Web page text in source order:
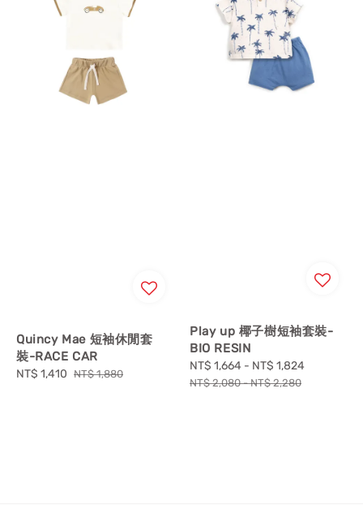
Quincy Mae 短袖休閒套
裝-RACE CAR
Sale
NT$ 1,410 Regular
NT$ 1,880
Play up 椰子樹短袖套裝-
BIO RESIN
Sale
price
NT$ 1,664 - NT$ 1,824
NT$ 2,080-NT$ 2,280